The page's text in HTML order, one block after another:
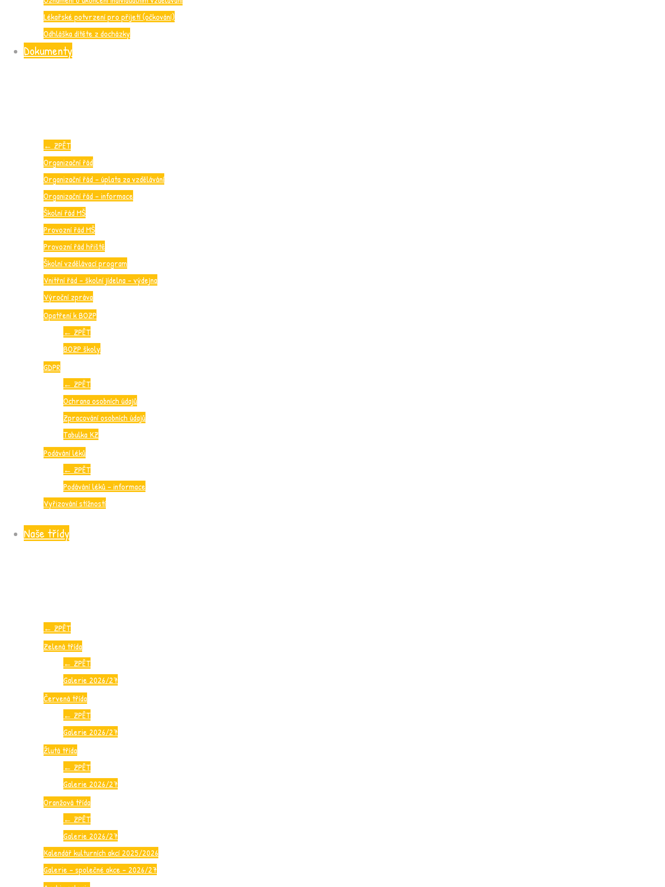
Lékařské potvrzení pro přijetí (očkování)
Odhláška dítěte z docházky
Dokumenty
← ZPĚT
Organizační řád
Organizační řád – úplata za vzdělávání
Organizační řád – informace
Školní řád MŠ
Provozní řád MŠ
Provozní řád hřiště
Školní vzdělávací program
Vnitřní řád – školní jídelna – výdejna
Výroční zpráva
Opatření k BOZP
← ZPĚT
BOZP školy
GDPR
← ZPĚT
Ochrana osobních údajů
Zpracování osobních údajů
Tabulka KZ
Podávání léků
← ZPĚT
Podávání léků – informace
Vyřizování stížností
Naše třídy
← ZPĚT
Zelená třída
← ZPĚT
Galerie 2026/27
Červená třída
← ZPĚT
Galerie 2026/27
Žlutá třída
← ZPĚT
Galerie 2026/27
Oranžová třída
← ZPĚT
Galerie 2026/27
Kalendář kulturních akcí 2025/2026
Galerie – společné akce – 2026/27